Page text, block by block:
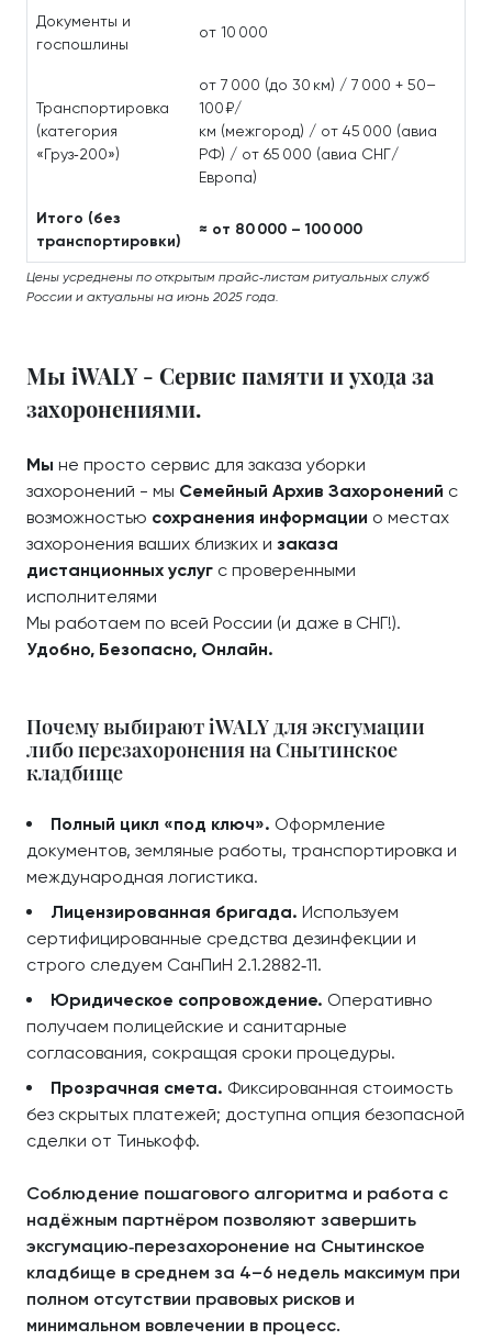
Документы и
госпошлины
от 10 000
Транспортировка
(категория
«Груз‑200»)
от 7 000 (до 30 км) / 7 000 + 50–
100 ₽/
км (межгород) / от 45 000 (авиа
РФ) / от 65 000 (авиа СНГ/
Европа)
Итого (без
транспортировки)
≈ от 80 000 – 100 000
Цены усреднены по открытым прайс‑листам ритуальных служб
России и актуальны на июнь 2025 года.
Мы iWALY - Сервис памяти и ухода за
захоронениями.
Мы не просто сервис для заказа уборки
захоронений - мы Семейный Архив Захоронений с
возможностью сохранения информации о местах
захоронения ваших близких и заказа
дистанционных услуг с проверенными
исполнителями
Мы работаем по всей России (и даже в СНГ!).
Удобно, Безопасно, Онлайн.
Почему выбирают iWALY для эксгумации
либо перезахоронения на Снытинское
кладбище
Полный цикл «под ключ». Оформление
документов, земляные работы, транспортировка и
международная логистика.
Лицензированная бригада. Используем
сертифицированные средства дезинфекции и
строго следуем СанПиН 2.1.2882‑11.
Юридическое сопровождение. Оперативно
получаем полицейские и санитарные
согласования, сокращая сроки процедуры.
Прозрачная смета. Фиксированная стоимость
без скрытых платежей; доступна опция безопасной
сделки от Тинькофф.
Соблюдение пошагового алгоритма и работа с
надёжным партнёром позволяют завершить
эксгумацию‑перезахоронение на Снытинское
кладбище в среднем за 4–6 недель максимум при
полном отсутствии правовых рисков и
минимальном вовлечении в процесс.